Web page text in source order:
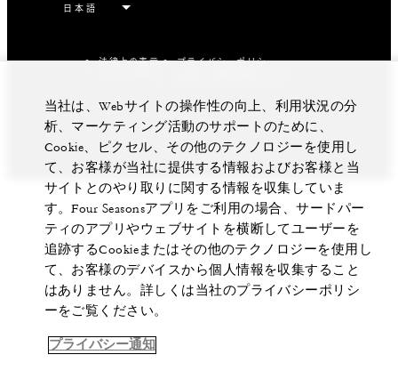
法律上の表示 プライバシーポリシー
©Four Seasons Hotels Limited 1997-2026. All Rights
Reserved.
当社は、Webサイトの操作性の向上、利用状況の分
析、マーケティング活動のサポートのために、
Cookie、ピクセル、その他のテクノロジーを使用し
て、お客様が当社に提供する情報およびお客様と当
サイトとのやり取りに関する情報を収集していま
す。Four Seasonsアプリをご利用の場合、サードパー
ティのアプリやウェブサイトを横断してユーザーを
追跡するCookieまたはその他のテクノロジーを使用し
て、お客様のデバイスから個人情報を収集すること
はありません。詳しくは当社のプライバシーポリシ
ーをご覧ください。
プライバシー通知